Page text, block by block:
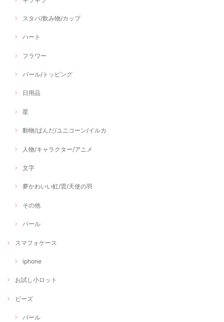
スタバ/飲み物/カップ
ハート
フラワー
パール/トッピング
日用品
星
動物/ぱんだ/ユニコーン/イルカ
人物/キャラクター/アニメ
文字
夢かわいい虹/雲/天使の羽
その他
パール
スマフォケース
iphone
お試し小ロット
ビーズ
パール